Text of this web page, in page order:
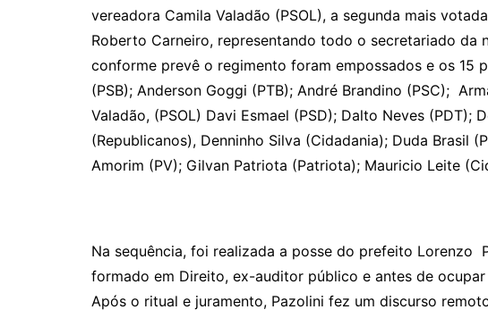
vereadora Camila Valadão (PSOL), a segunda mais
Roberto Carneiro, representando todo o secretariado da
conforme prevê o regimento foram empossados e os 15
(PSB); Anderson Goggi (PTB); André Brandino (PSC);
Valadão, (PSOL) Davi Esmael (PSD); Dalto Neves (PDT);
(Republicanos), Denninho Silva (Cidadania); Duda Brasil
Amorim (PV); Gilvan Patriota (Patriota); Mauricio Leite
Na sequência, foi realizada a posse do prefeito Lorenzo
formado em Direito, ex-auditor público e antes de
Após o ritual e juramento, Pazolini fez um discurso